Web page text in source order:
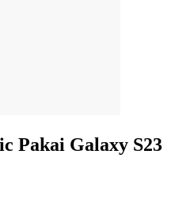
Pakai Galaxy S23